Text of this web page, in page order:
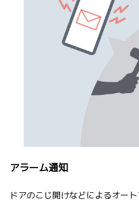
アラーム通知
ドアのこじ開けなどによるオー